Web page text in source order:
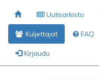
Uutisarkisto
Kuljettajat FAQ
Kirjaudu